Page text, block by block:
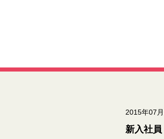
2015年07
新入社